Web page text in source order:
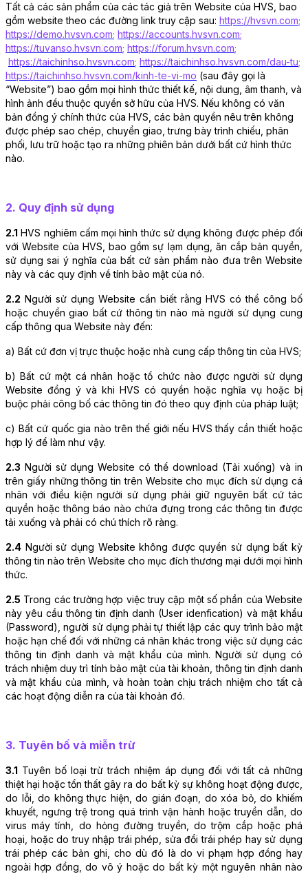
Tất cả các sản phẩm của các tác giả trên Website của HVS, bao
gồm website theo các đường link truy cập sau: https://hvsvn.com;
https://demo.hvsvn.com; https://accounts.hvsvn.com;
https://tuvanso.hvsvn.com; https://forum.hvsvn.com;
https://taichinhso.hvsvn.com; https://taichinhso.hvsvn.com/dau-tu;
https://taichinhso.hvsvn.com/kinh-te-vi-mo (sau đây gọi là
“Website”) bao gồm mọi hình thức thiết kế, nội dung, âm thanh, và
hình ảnh đều thuộc quyền sở hữu của HVS. Nếu không có văn
bản đồng ý chính thức của HVS, các bản quyền nêu trên không
được phép sao chép, chuyển giao, trưng bày trình chiếu, phân
phối, lưu trữ hoặc tạo ra những phiên bản dưới bất cứ hình thức
nào.
2. Quy định sử dụng
2.1 HVS nghiêm cấm mọi hình thức sử dụng không được phép đối
với Website của HVS, bao gồm sự lạm dụng, ăn cắp bản quyền,
sử dụng sai ý nghĩa của bất cứ sản phẩm nào đưa trên Website
này và các quy định về tính bảo mật của nó.
2.2 Người sử dụng Website cần biết rằng HVS có thể công bố
hoặc chuyển giao bất cứ thông tin nào mà người sử dụng cung
cấp thông qua Website này đến:
a) Bất cứ đơn vị trực thuộc hoặc nhà cung cấp thông tin của HVS;
b) Bất cứ một cá nhân hoặc tổ chức nào được người sử dụng
Website đồng ý và khi HVS có quyền hoặc nghĩa vụ hoặc bị
buộc phải công bố các thông tin đó theo quy định của pháp luật;
c) Bất cứ quốc gia nào trên thế giới nếu HVS thấy cần thiết hoặc
hợp lý để làm như vậy.
2.3 Người sử dụng Website có thể download (Tải xuống) và in
trên giấy những thông tin trên Website cho mục đích sử dụng cá
nhân với điều kiện người sử dụng phải giữ nguyên bất cứ tác
quyền hoặc thông báo nào chứa đựng trong các thông tin được
tải xuống và phải có chú thích rõ ràng.
2.4 Người sử dụng Website không được quyền sử dụng bất kỳ
thông tin nào trên Website cho mục đích thương mại dưới mọi hình
thức.
2.5 Trong các trường hợp việc truy cập một số phần của Website
này yêu cầu thông tin định danh (User idenfication) và mật khẩu
(Password), người sử dụng phải tự thiết lập các quy trình bảo mật
hoặc hạn chế đối với những cá nhân khác trong việc sử dụng các
thông tin định danh và mật khẩu của mình. Người sử dụng có
trách nhiệm duy trì tính bảo mật của tài khoản, thông tin định danh
và mật khẩu của mình, và hoàn toàn chịu trách nhiệm cho tất cả
các hoạt động diễn ra của tài khoản đó.
3. Tuyên bố và miễn trừ
3.1 Tuyên bố loại trừ trách nhiệm áp dụng đối với tất cả những
thiệt hại hoặc tổn thất gây ra do bất kỳ sự không hoạt động được,
do lỗi, do không thực hiện, do gián đoạn, do xóa bỏ, do khiếm
khuyết, ngưng trệ trong quá trình vận hành hoặc truyền dẫn, do
virus máy tính, do hỏng đường truyền, do trộm cắp hoặc phá
hoại, hoặc do truy nhập trái phép, sửa đổi trái phép hay sử dụng
trái phép các bản ghi, cho dù đó là do vi phạm hợp đồng hay
ngoài hợp đồng, do vô ý hoặc do bất kỳ một nguyên nhân nào